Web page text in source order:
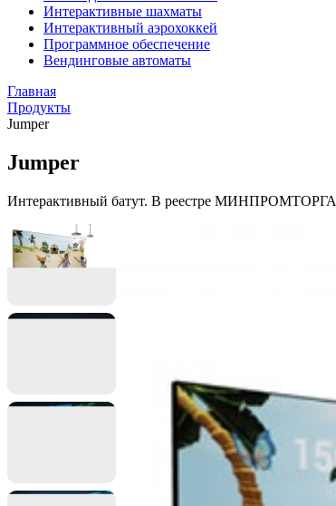
Интерактивные шахматы
Интерактивный аэрохоккей
Программное обеспечение
Вендинговые автоматы
Главная
Продукты
Jumper
Jumper
Интерактивный батут. В реестре МИНПРОМТОРГА